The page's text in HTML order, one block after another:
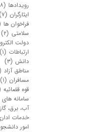
رویدادها (۸)
ایثارگران (۷)
فراخوان ها
سلامتی (۲)
دولت
ارتباطات (۱)
دانش (۳)
مناطق آزاد
مسافران (۱)
قوه قضائیه
سامانه
آب، برق،
خدمات
امور